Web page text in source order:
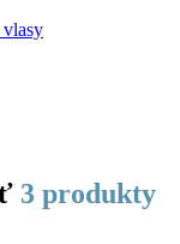
vlasy
3 produkty